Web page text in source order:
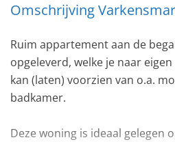
Omschrijving
Ruim appartement aan de
opgeleverd, welke je naar
kan (laten) voorzien van o.a.
badkamer.
Deze woning is ideaal gelegen